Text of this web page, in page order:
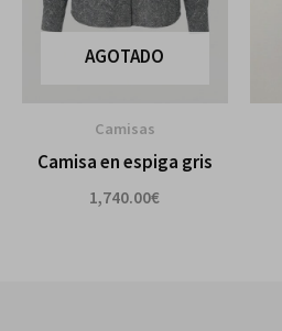
AGOTADO
Camisas
Camisa en espiga gris
1,740.00€